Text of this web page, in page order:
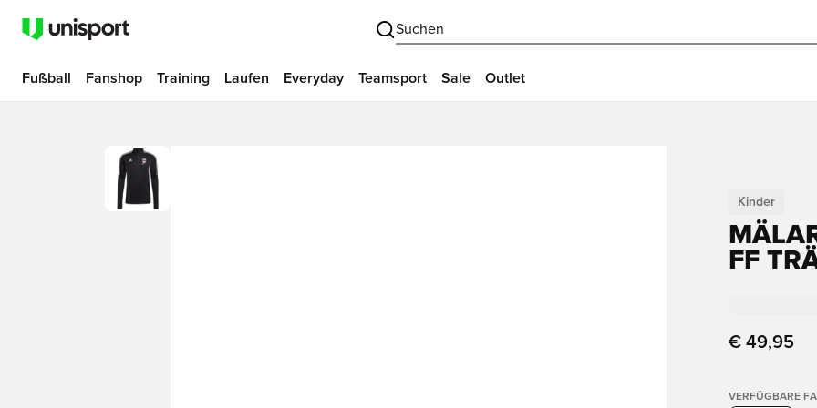
Suchen
Fußball Fanshop Training Laufen Everyday Teamsport Sale Outlet
Kinder
FF
€ 49,95
VERFÜGBARE